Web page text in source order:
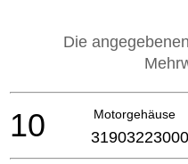
Die
Motorgehäuse
10 31903223000